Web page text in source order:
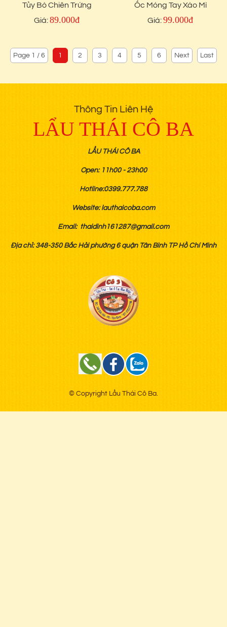
Tủy Bò Chiên Trứng
Giá:89.000đ
Ốc Móng Tay Xào Mì
Giá:99.000đ
Page 1 / 6 1 2 3 4 5 6 Next Last
Thông Tin Liên Hệ
LẨU THÁI CÔ BA
LẨU THÁI CÔ BA
Open: 11h00 - 23h00
Hotline:0399.777.788
Website: lauthaicoba.com
Email: thaidinh161287@gmail.com
Địa chỉ: 348-350 Bắc Hải phường 6 quận Tân Bình TP Hồ Chí Minh
© Copyright Lẩu Thái Cô Ba.